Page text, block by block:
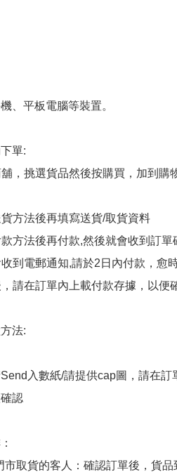
、平板電腦等裝置。
單:
，挑選貨品然後按購買，加到購
方法後再填寫送貨/取貨資料
方法後再付款,然後就會收到訂單
到電郵通知,請於2日內付款，愈
請在訂單內上載付款存據，以便
法:
入數紙/請提供cap圖，請在訂
認
市取貨的客人：確認訂單後，貨品